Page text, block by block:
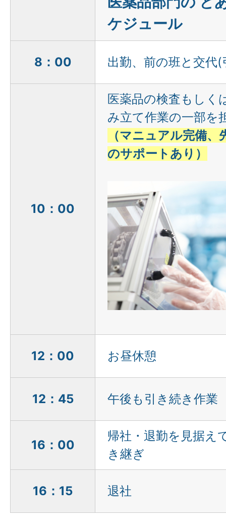
ケジュール
8：00 出勤、前の班と交代
10：00
医薬品の検査もしく
み立て作業の一部を
（マニュアル完備
のサポートあり）
12：00 お昼休憩
12：45 午後も引き続き作業
16：00
帰社・退勤を見据え
き継ぎ
16：15 退社